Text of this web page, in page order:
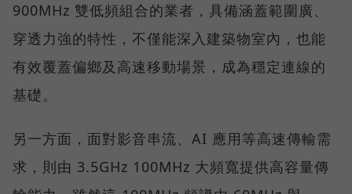
900MHz 雙低頻組合的業者，具備涵蓋範圍廣、
穿透力強的特性，不僅能深入建築物室內，也能
有效覆蓋偏鄉及高速移動場景，成為穩定連線的
基礎。
另一方面，面對影音串流、AI 應用等高速傳輸需
求，則由 3.5GHz 100MHz 大頻寬提供高容量傳